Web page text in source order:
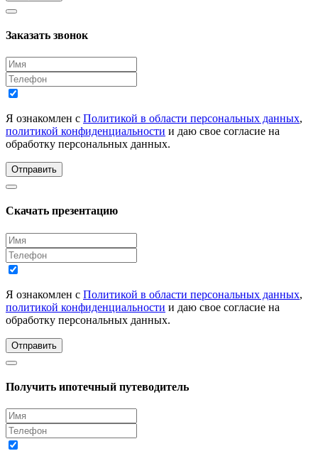
Заказать звонок
Я ознакомлен с Политикой в области персональных данных,
политикой конфиденциальности и даю свое согласие на
обработку персональных данных.
Отправить
Скачать презентацию
Я ознакомлен с Политикой в области персональных данных,
политикой конфиденциальности и даю свое согласие на
обработку персональных данных.
Отправить
Получить ипотечный путеводитель